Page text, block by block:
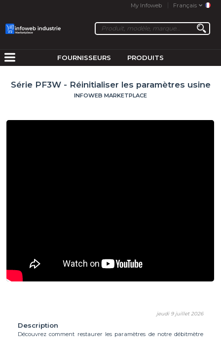
My Infoweb Français
FOURNISSEURS PRODUITS
Série PF3W - Réinitialiser les paramètres usine
INFOWEB MARKETPLACE
jeudi 9 juillet 2026
Description
Découvrez comment restaurer les paramètres de notre débitmètre